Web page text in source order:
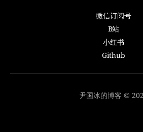
微信订阅号
B站
小红书
Github
尹国冰的博客 ©